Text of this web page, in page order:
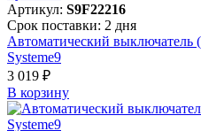
Артикул: S9F22216
Срок поставки: 2 дня
Автоматический
Systeme9
3 019 ₽
В корзинy